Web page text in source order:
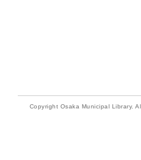
Copyright Osaka Municipal Library.